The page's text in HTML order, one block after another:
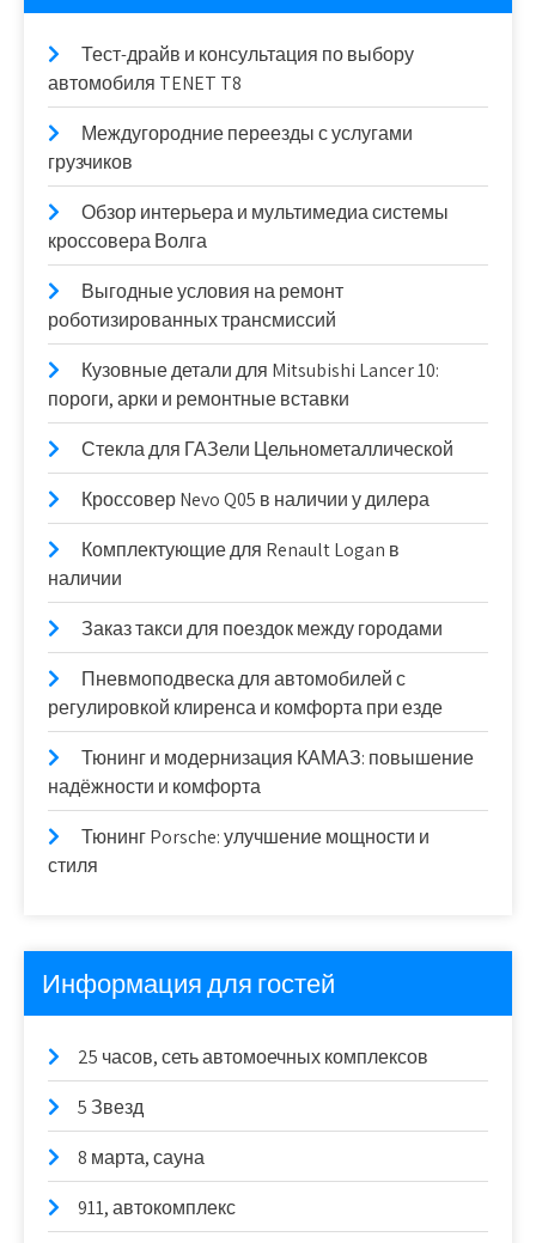
Тест-драйв и консультация по выбору
автомобиля TENET T8
Междугородние переезды с услугами
грузчиков
Обзор интерьера и мультимедиа системы
кроссовера Волга
Выгодные условия на ремонт
роботизированных трансмиссий
Кузовные детали для Mitsubishi Lancer 10:
пороги, арки и ремонтные вставки
Стекла для ГАЗели Цельнометаллической
Кроссовер Nevo Q05 в наличии у дилера
Комплектующие для Renault Logan в
наличии
Заказ такси для поездок между городами
Пневмоподвеска для автомобилей с
регулировкой клиренса и комфорта при езде
Тюнинг и модернизация КАМАЗ: повышение
надёжности и комфорта
Тюнинг Porsche: улучшение мощности и
стиля
Информация для гостей
25 часов, сеть автомоечных комплексов
5 Звезд
8 марта, сауна
911, автокомплекс